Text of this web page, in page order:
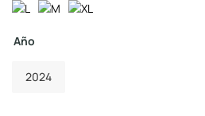
Año
2024